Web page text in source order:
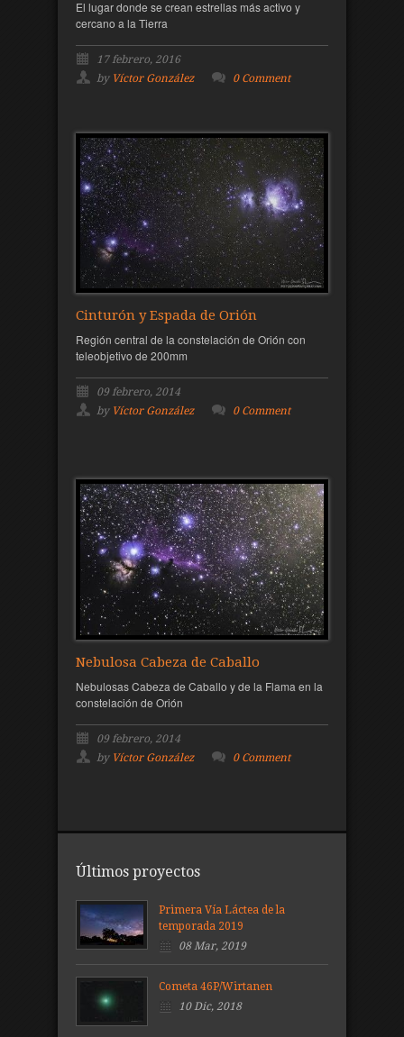
El lugar donde se crean estrellas más activo y
cercano a la Tierra
17 febrero, 2016
by Víctor González 0 Comment
Cinturón y Espada de Orión
Región central de la constelación de Orión con
teleobjetivo de 200mm
09 febrero, 2014
by Víctor González 0 Comment
Nebulosa Cabeza de Caballo
Nebulosas Cabeza de Caballo y de la Flama en la
constelación de Orión
09 febrero, 2014
by Víctor González 0 Comment
Últimos proyectos
Primera Vía Láctea de la
temporada 2019
08 Mar, 2019
Cometa 46P/Wirtanen
10 Dic, 2018